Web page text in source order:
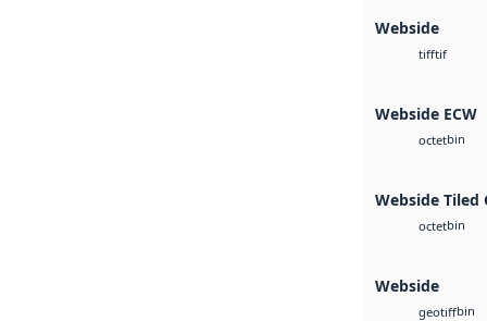
Webside
tifftif
Webside ECW
octetbin
Webside Tiled
octetbin
Webside
geotiffbin